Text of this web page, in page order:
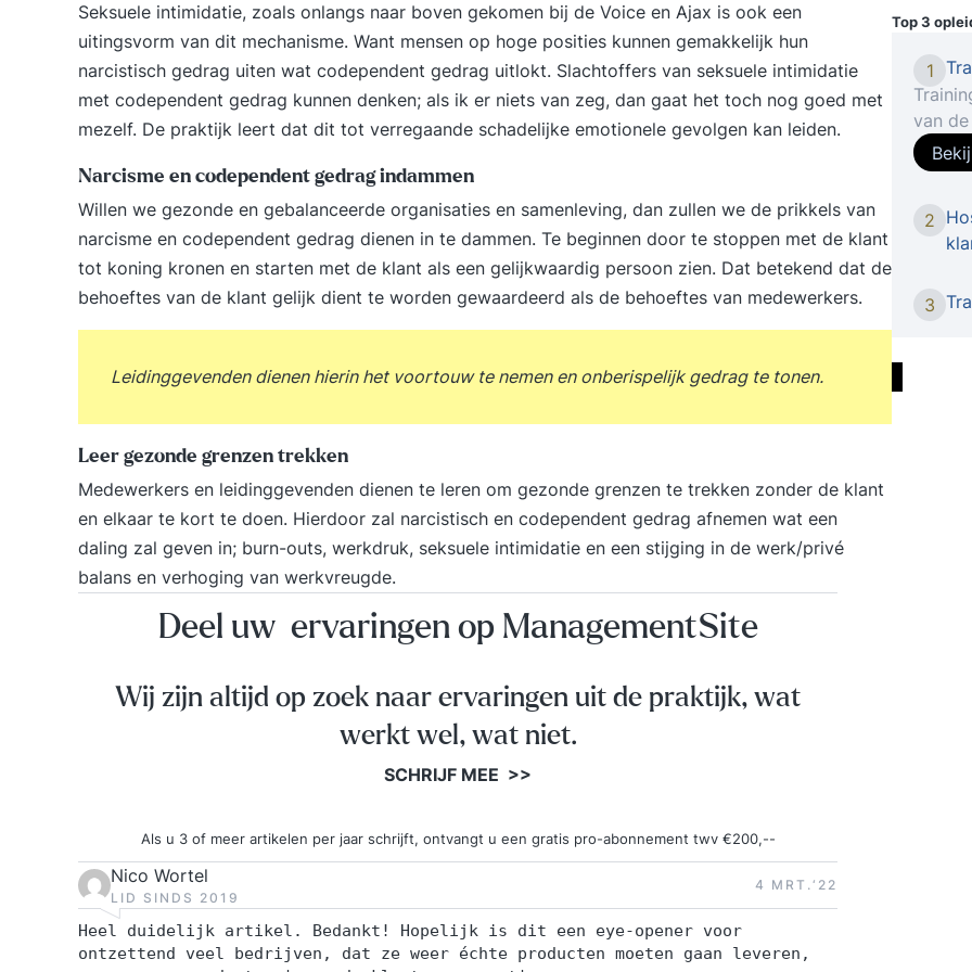
Seksuele intimidatie, zoals onlangs naar boven gekomen bij de Voice en Ajax is ook een
uitingsvorm van dit mechanisme. Want mensen op hoge posities kunnen gemakkelijk hun
narcistisch gedrag uiten wat codependent gedrag uitlokt. Slachtoffers van seksuele intimidatie
met codependent gedrag kunnen denken; als ik er niets van zeg, dan gaat het toch nog goed met
mezelf. De praktijk leert dat dit tot verregaande schadelijke emotionele gevolgen kan leiden.
Narcisme en codependent gedrag indammen
Willen we gezonde en gebalanceerde organisaties en samenleving, dan zullen we de prikkels van
narcisme en codependent gedrag dienen in te dammen. Te beginnen door te stoppen met de klant
tot koning kronen en starten met de klant als een gelijkwaardig persoon zien. Dat betekend dat de
behoeftes van de klant gelijk dient te worden gewaardeerd als de behoeftes van medewerkers.
Leidinggevenden dienen hierin het voortouw te nemen en onberispelijk gedrag te tonen.
Leer gezonde grenzen trekken
Medewerkers en leidinggevenden dienen te leren om gezonde grenzen te trekken zonder de klant
en elkaar te kort te doen. Hierdoor zal narcistisch en codependent gedrag afnemen wat een
daling zal geven in; burn-outs, werkdruk, seksuele intimidatie en een stijging in de werk/privé
balans en verhoging van werkvreugde.
Top 3
1
van
veel
indruk
2
3
Deel uw ervaringen op ManagementSite
Wij zijn altijd op zoek naar ervaringen uit de praktijk, wat
werkt wel, wat niet.
SCHRIJF MEE >>
Als u 3 of meer artikelen per jaar schrijft, ontvangt u een gratis pro-abonnement twv €200,--
Nico Wortel
LID SINDS 2019
4 MRT.‘22
Heel duidelijk artikel. Bedankt! Hopelijk is dit een eye-opener voor
ontzettend veel bedrijven, dat ze weer échte producten moeten gaan leveren,